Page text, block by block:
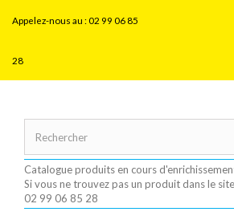
Appelez-nous au :02 99 06 85
28
Catalogue produits en cours
Si vous ne trouvez pas un produit dans le
02 99 06 85 28